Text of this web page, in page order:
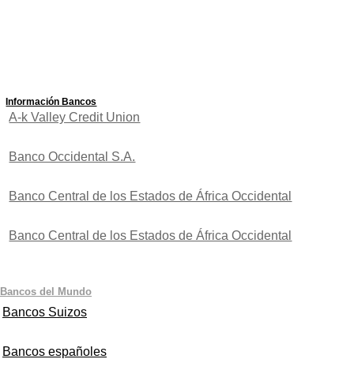
Información Bancos
A-k Valley Credit Union
Banco Occidental S.A.
Banco Central de los Estados de África Occidental
Banco Central de los Estados de África Occidental
Bancos del Mundo
Bancos Suizos
Bancos españoles